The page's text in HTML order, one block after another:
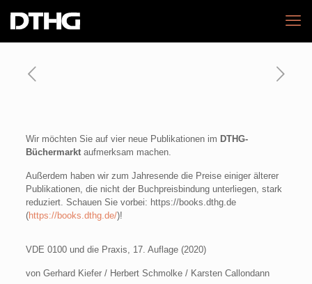
Wir möchten Sie auf vier neue Publikationen im DTHG-
Büchermarktaufmerksam machen.
Außerdem haben wir zum Jahresende die Preise einiger älterer
Publikationen, die nicht der Buchpreisbindung unterliegen, stark
reduziert. Schauen Sie vorbei: https://books.dthg.de
(https://books.dthg.de/)!
VDE 0100 und die Praxis, 17. Auflage (2020)
von Gerhard Kiefer / Herbert Schmolke / Karsten Callondann